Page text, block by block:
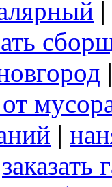
|
|
заказать